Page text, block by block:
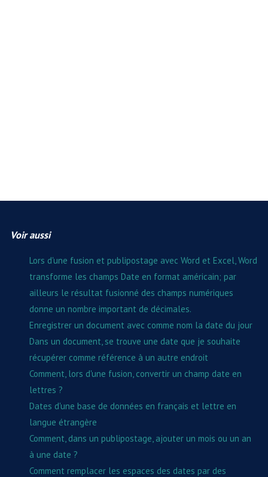
Voir aussi
Lors d'une fusion et publipostage avec Word et Excel, Word
transforme les champs Date en format américain; par
ailleurs le résultat fusionné des champs numériques
donne un nombre important de décimales.
Enregistrer un document avec comme nom la date du jour
Dans un document, se trouve une date que je souhaite
récupérer comme référence à un autre endroit
Comment, lors d'une fusion, convertir un champ date en
lettres ?
Dates d'une base de données en français et lettre en
langue étrangère
Comment, dans un publipostage, ajouter un mois ou un an
à une date ?
Comment remplacer les espaces des dates par des